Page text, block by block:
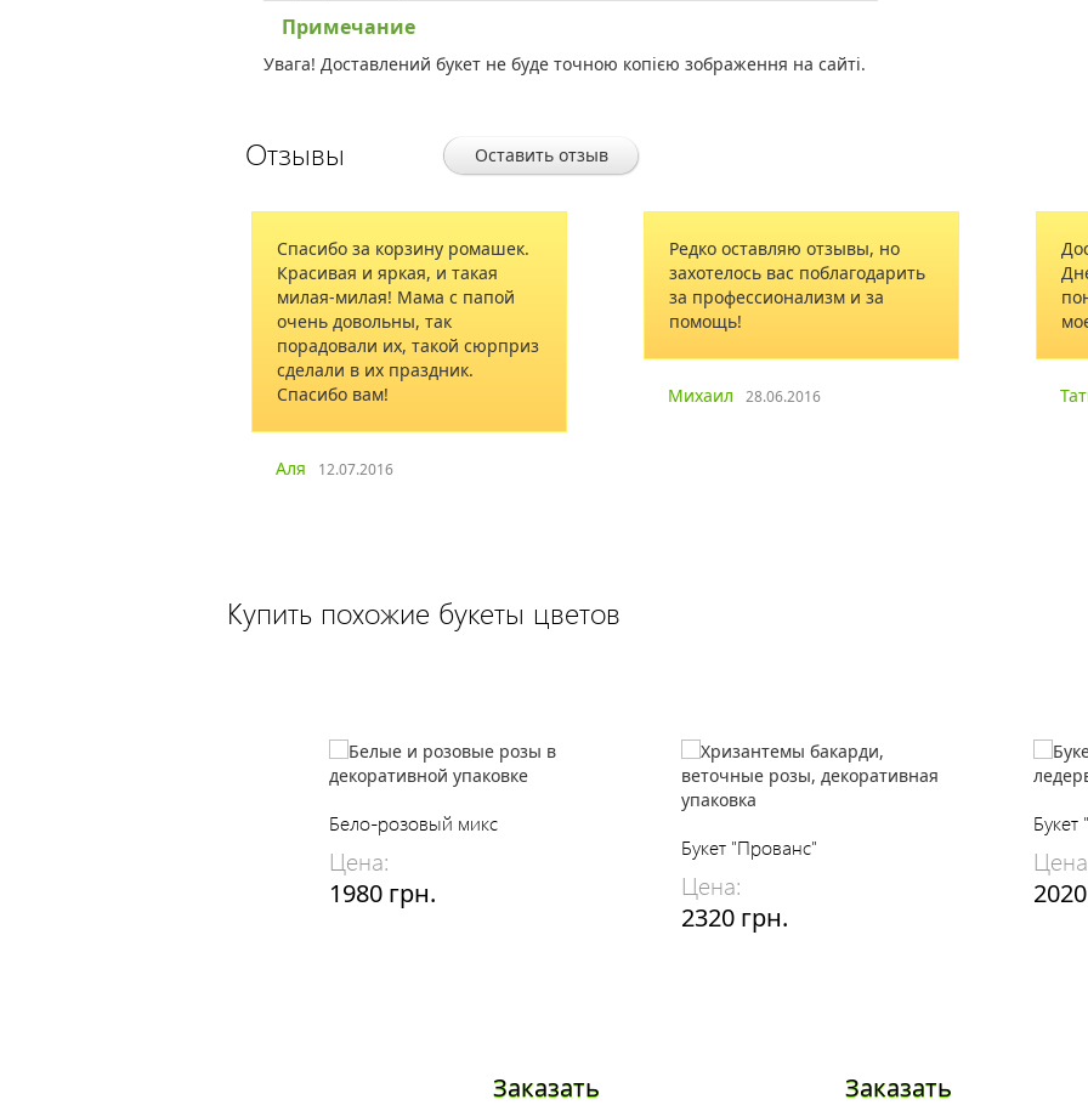
Примечание
Увага! Доставлений букет не буде точною копією зображення на сайті.
Отзывы Оставить отзыв
Спасибо за корзину ромашек.
милая-милая! Мама с папой
порадовали их, такой сюрприз
Редко оставляю отзывы, но
захотелось вас поблагодарить
за профессионализм и за
помощь!
Доставка букета была в
Днепре. Мне очень
понравилось исполнение
Купить похожие букеты цветов
Бело-розовый микс
Цена:
1980 грн.
Заказать
Букет "Прованс"
Цена:
2320 грн.
Заказать